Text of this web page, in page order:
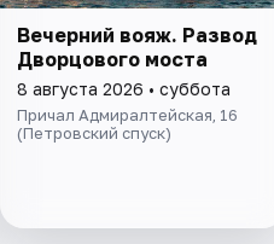
Вечерний вояж. Развод
Дворцового моста
8 августа 2026 • суббота
Причал Адмиралтейская, 16
(Петровский спуск)